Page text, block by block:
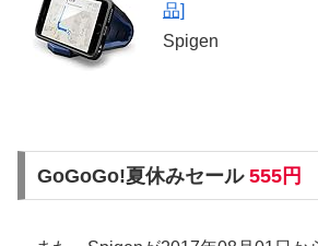
品]
Spigen
GoGoGo!夏休みセール 555円